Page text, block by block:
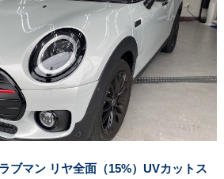
ブマン リヤ全面（15%）UVカットス